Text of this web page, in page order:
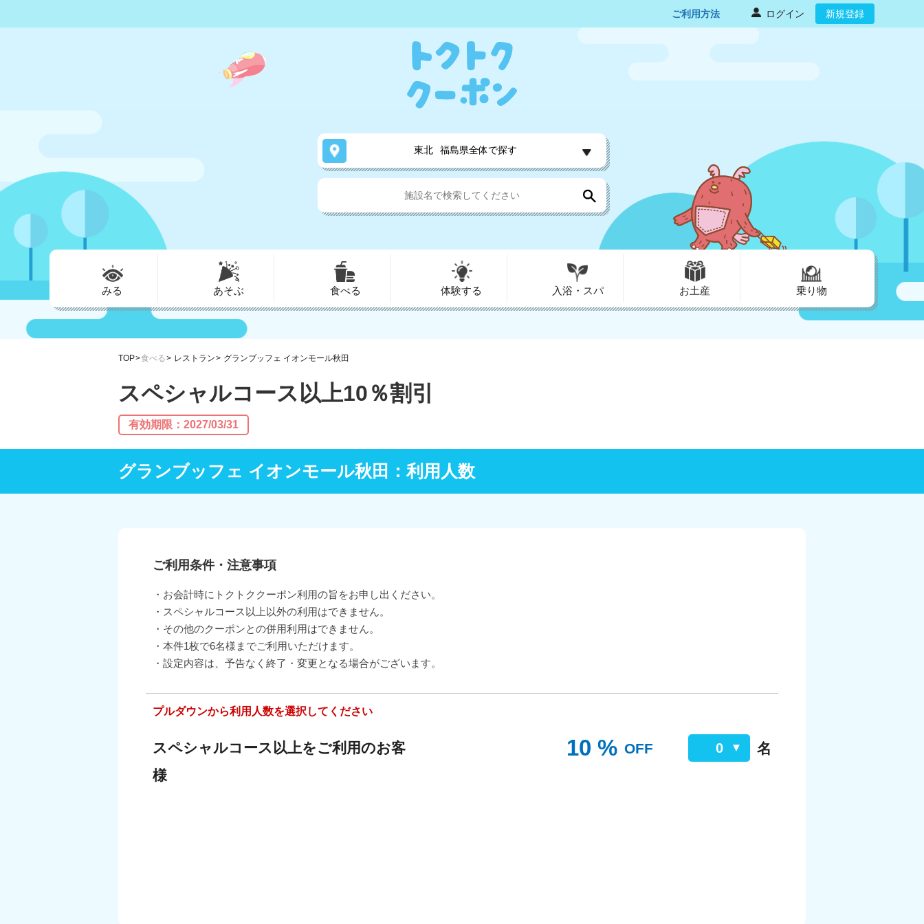
ご利用方法 ログイン 新規登録
東北 福島県全体で探す
みる あそぶ 食べる 体験する 入浴・スパ お土産 乗り物
TOP 食べる レストラン グランブッフェ イオンモール秋田
スペシャルコース以上10％割引
有効期限：2027/03/31
グランブッフェ イオンモール秋田：利用人数
ご利用条件・注意事項
・お会計時にトクトククーポン利用の旨をお申し出ください。
・スペシャルコース以上以外の利用はできません。
・その他のクーポンとの併用利用はできません。
・本件1枚で6名様までご利用いただけます。
・設定内容は、予告なく終了・変更となる場合がございます。
プルダウンから利用人数を選択してください
スペシャルコース以上をご利用のお客
様
10 % OFF 0 名